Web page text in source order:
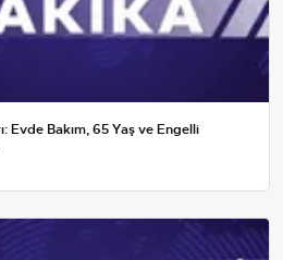
Evde Bakım, 65 Yaş ve Engelli